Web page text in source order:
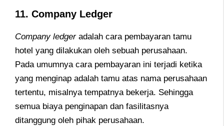
11. Company Ledger
Company ledgeradalah cara pembayaran tamu
hotel yang dilakukan oleh sebuah perusahaan.
Pada umumnya cara pembayaran ini terjadi ketika
yang menginap adalah tamu atas nama perusahaan
tertentu, misalnya tempatnya bekerja. Sehingga
semua biaya penginapan dan fasilitasnya
ditanggung oleh pihak perusahaan.